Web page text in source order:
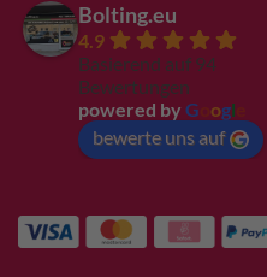
Bolting.eu
4.9
Basierend auf 94
Bewertungen
powered by G ogl
bewerte uns auf